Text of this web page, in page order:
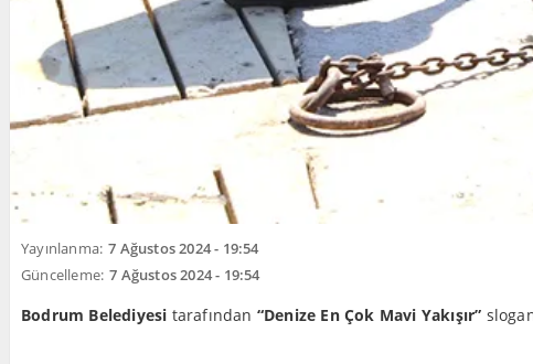
Yayınlanma: 7 Ağustos 2024 - 19:54
Güncelleme: 7 Ağustos 2024 - 19:54
Bodrum Belediyesi tarafından “Denize En Çok Mavi Yakışır”